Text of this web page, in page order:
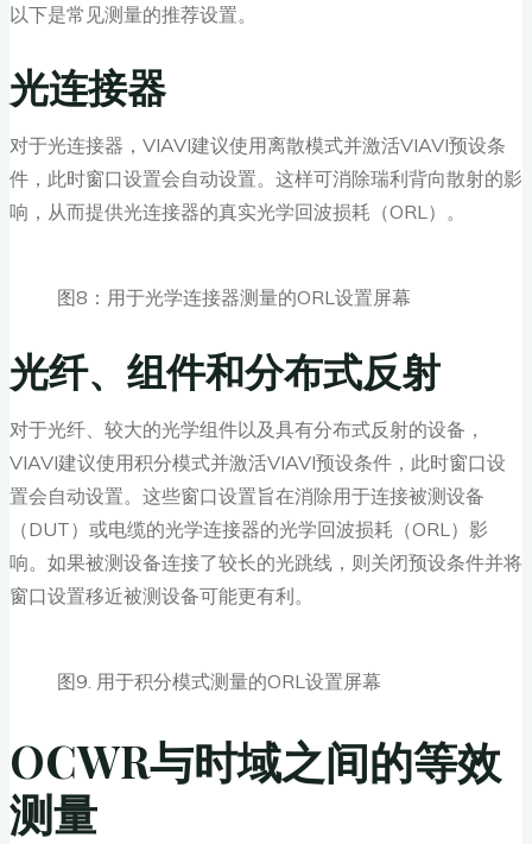
以下是常见测量的推荐设置。
光连接器
对于光连接器，VIAVI建议使用离散模式并激活VIAVI预设条
件，此时窗口设置会自动设置。这样可消除瑞利背向散射的影
响，从而提供光连接器的真实光学回波损耗（ORL）。
图8：用于光学连接器测量的ORL设置屏幕
光纤、组件和分布式反射
对于光纤、较大的光学组件以及具有分布式反射的设备，
VIAVI建议使用积分模式并激活VIAVI预设条件，此时窗口设
置会自动设置。这些窗口设置旨在消除用于连接被测设备
（DUT）或电缆的光学连接器的光学回波损耗（ORL）影
响。如果被测设备连接了较长的光跳线，则关闭预设条件并将
窗口设置移近被测设备可能更有利。
图9. 用于积分模式测量的ORL设置屏幕
OCWR与时域之间的等效
测量